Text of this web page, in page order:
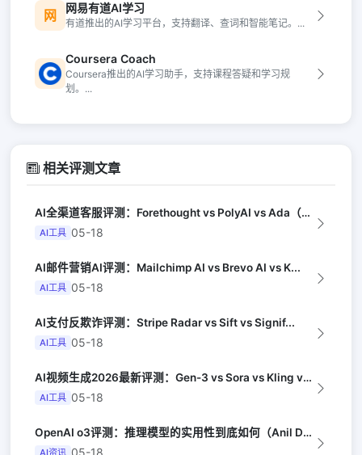
网 网易有道AI学习
有道推出的AI学习平台，支持翻译、查词和智能笔记。...
Coursera Coach
Coursera推出的AI学习助手，支持课程答疑和学习规
划。...
相关评测文章
AI全渠道客服评测：Forethought vs PolyAI vs Ada（G...
AI工具 05-18
AI邮件营销AI评测：Mailchimp AI vs Brevo AI vs K...
AI工具 05-18
AI支付反欺诈评测：Stripe Radar vs Sift vs Signif...
AI工具 05-18
AI视频生成2026最新评测：Gen-3 vs Sora vs Kling vs...
AI工具 05-18
OpenAI o3评测：推理模型的实用性到底如何（Anil Dash）
AI资讯 05-18